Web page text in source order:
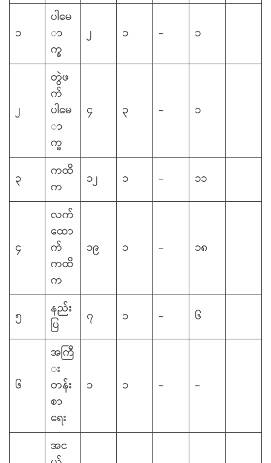
၁
ပါမေ
ာ
က္ခ
၂ ၁ – ၁
၂
တွဲဖ
က်
ပါမေ
ာ
က္ခ
၄ ၃ – ၁
၃
ကထိ
က
၁၂ ၁ – ၁၁
၄
လက်
ထော
က်
ကထိ
က
၁၉ ၁ – ၁၈
၅
နည်း
ပြ
၇ ၁ – ၆
၆
အကြီ
း
တန်း
စာ
ရေး
၁ ၁ – –
အင